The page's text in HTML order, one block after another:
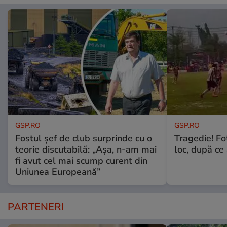
GSP.RO
Fostul șef de club surprinde cu o
teorie discutabilă: „Așa, n-am mai
fi avut cel mai scump curent din
Uniunea Europeană”
GSP.RO
Tragedie!
loc, după
PARTENERI